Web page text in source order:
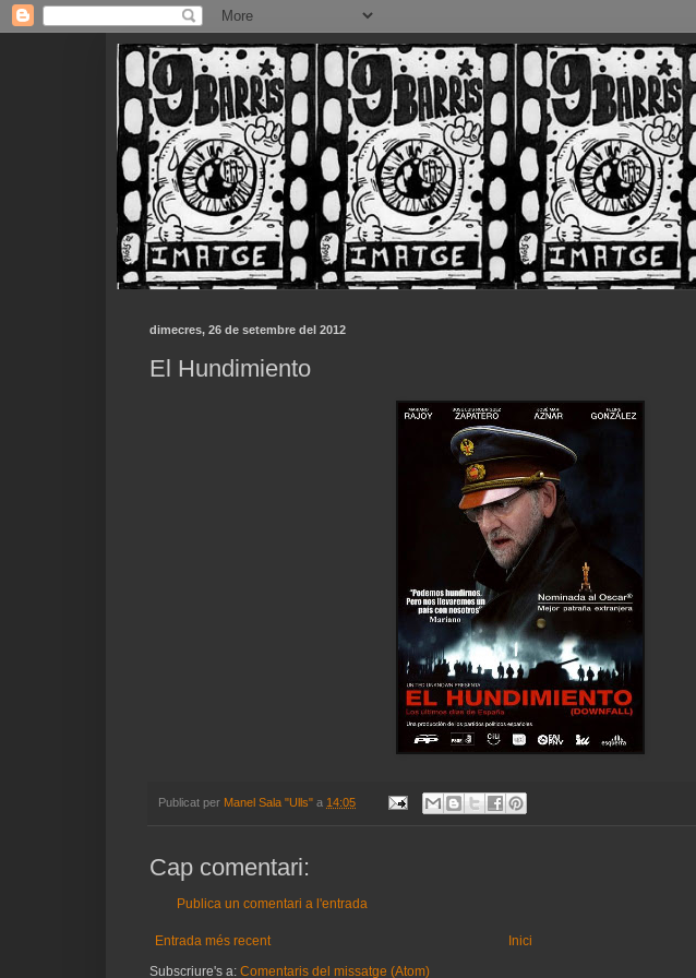
dimecres, 26 de setembre del 2012
El Hundimiento
Publicat per Manel Sala "Ulls" a 14:05
Cap comentari:
Publica un comentari a l'entrada
Entrada més recent
Inici
Subscriure's a: Comentaris del missatge (Atom)